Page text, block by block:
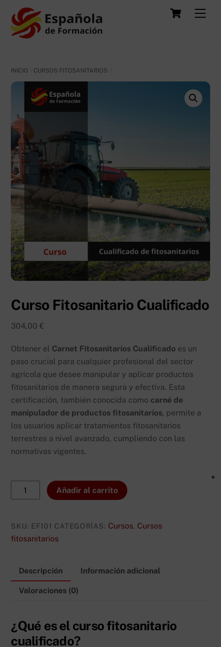
content
INICIO CURSOS FITOSANITARIOS
Curso Fitosanitario Cualificado
304,00€
Obtener el Carnet Fitosanitarios Cualificado es un
paso crucial para cualquier profesional del sector
agrícola que desee manipular y aplicar productos
fitosanitarios de manera segura y efectiva. Esta
certificación, también conocida como carné de
manipulador de productos fitosanitarios, permite a
los usuarios aplicar tratamientos fitosanitarios
terrestres a nivel avanzado, cumpliendo con las
normativas vigentes.
Curso
Fitosanitario
cantidad
Añadir al carrito
SKU: EF101 CATEGORÍAS: Cursos, Cursos
fitosanitarios
Descripción Información adicional
Valoraciones (0)
¿Qué es el curso fitosanitario
cualificado?